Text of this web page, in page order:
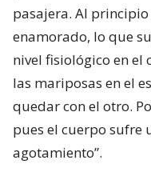
pasajera. Al
enamorado, lo que
nivel fisiológico en el
las mariposas en el
quedar con el otro.
pues el cuerpo sufre
agotamiento”.